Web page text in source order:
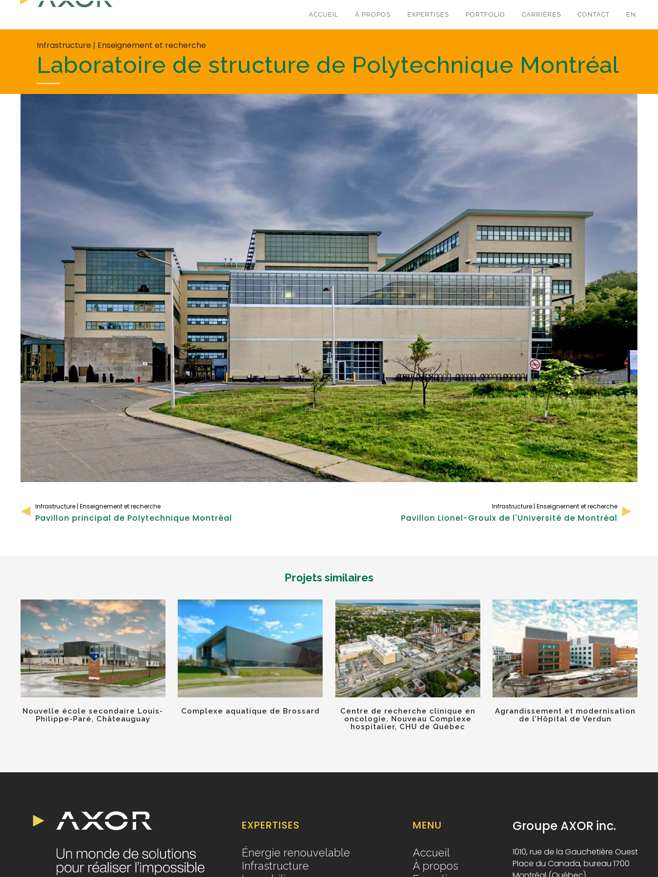
ACCUEIL À PROPOS EXPERTISES PORTFOLIO CARRIÈRES CONTACT EN
Infrastructure | Enseignement et recherche
Laboratoire de structure de Polytechnique Montréal
Infrastructure | Enseignement et recherche
Pavillon principal de Polytechnique Montréal
Infrastructure | Enseignement et recherche
Pavillon Lionel-Groulx de l'Université de Montréal
Projets similaires
VOIR
Nouvelle école secondaire Louis-
Philippe-Paré, Châteauguay
Complexe aquatique de Brossard
VOIR
Centre de recherche clinique en
oncologie, Nouveau Complexe
hospitalier, CHU de Québec
VOIR
Agrandissement et modernisation
de l’Hôpital de Verdun
EXPERTISES
Énergie renouvelable
Infrastructure
MENU
Accueil
À propos
Groupe AXOR inc.
1010, rue de la Gauchetière Ouest
Place du Canada, bureau 1700